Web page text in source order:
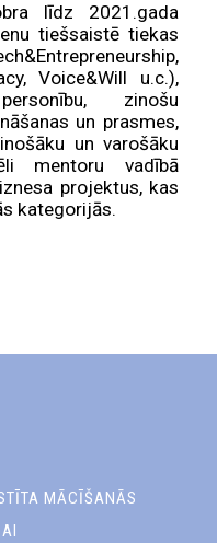
līdz 2021.gada
tiešsaistē tiekas
Voice&Will u.c.),
zinošu
un prasmes,
un varošāku
mentoru vadībā
projektus, kas
kategorijās.
MĀCĪŠANĀS